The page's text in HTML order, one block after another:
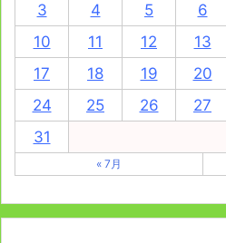
3
4 5 6
10
11 12 13
17
18 19 20
24
25 26 27
31
« 7月